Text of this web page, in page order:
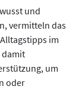
und
vermitteln das
im
damit
um
oder